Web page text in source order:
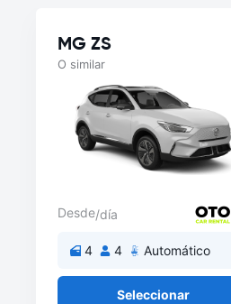
MG ZS
O similar
Desde/día
4 4 Automático
Seleccionar